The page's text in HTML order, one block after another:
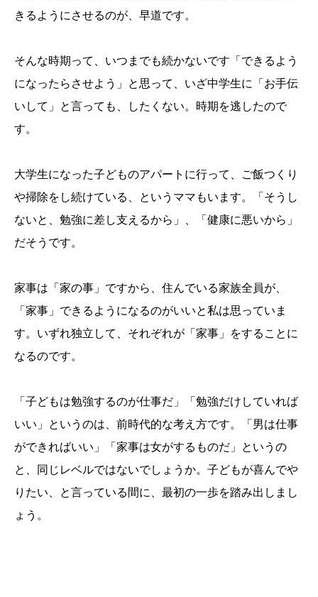
きるようにさせるのが、早道です。
そんな時期って、いつまでも続かないです「できるよう
になったらさせよう」と思って、いざ中学生に「お手伝
いして」と言っても、したくない。時期を逃したので
す。
大学生になった子どものアパートに行って、ご飯つくり
や掃除をし続けている、というママもいます。「そうし
ないと、勉強に差し支えるから」、「健康に悪いから」
だそうです。
家事は「家の事」ですから、住んでいる家族全員が、
「家事」できるようになるのがいいと私は思っていま
す。いずれ独立して、それぞれが「家事」をすることに
なるのです。
「子どもは勉強するのが仕事だ」「勉強だけしていれば
いい」というのは、前時代的な考え方です。「男は仕事
ができればいい」「家事は女がするものだ」というの
と、同じレベルではないでしょうか。子どもが喜んでや
りたい、と言っている間に、最初の一歩を踏み出しまし
ょう。